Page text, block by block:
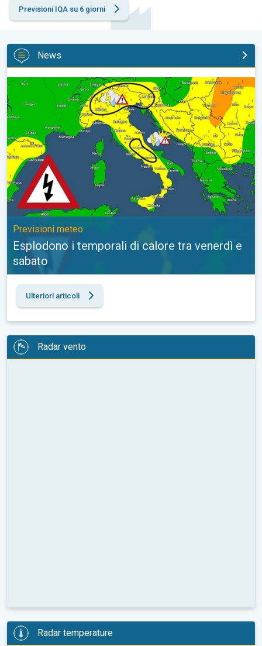
Previsioni IQA su 6 giorni
News
Esplodono i temporali di calore tra venerdì e sabato.
Previsioni meteo
Esplodono i temporali di calore tra venerdì e
sabato
Ulteriori articoli
Radar vento
Radar temperature